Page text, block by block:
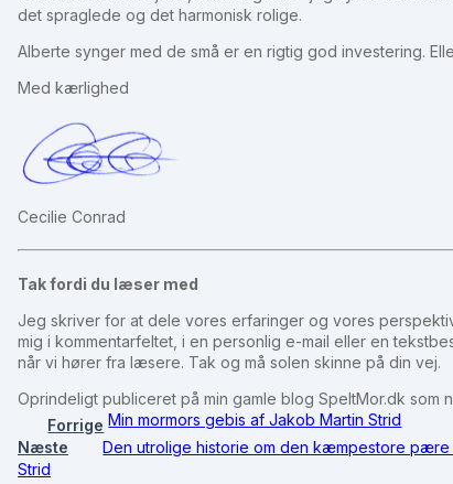
det spraglede og det harmonisk rolige.
Alberte synger med de små er en rigtig god investering.
Med kærlighed
Cecilie Conrad
Tak fordi du læser med
Jeg skriver for at dele vores erfaringer og vores
mig i kommentarfeltet, i en personlig e-mail eller en
når vi hører fra læsere. Tak og må solen skinne på din vej.
Oprindeligt publiceret på min gamle blog SpeltMor.dk som
Forrige Min mormors gebis af Jakob Martin Strid
Næste
Den utrolige historie om den kæmpestore pære
Strid